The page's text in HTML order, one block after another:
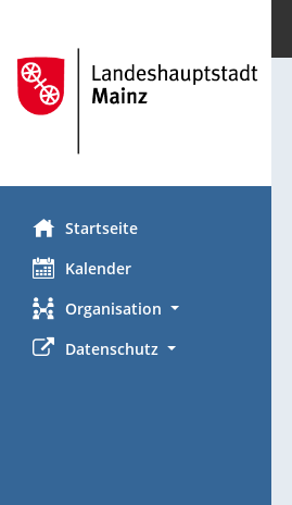
Startseite
Kalender
Organisation
Datenschutz